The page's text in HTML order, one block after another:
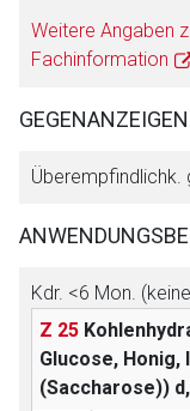
Weitere Angaben
Fachinformation
GEGENANZEIGEN
Überempfindlichk.
Kdr. <6 Mon.
Z 25
Glucose,
(Saccharose))
Betreiber